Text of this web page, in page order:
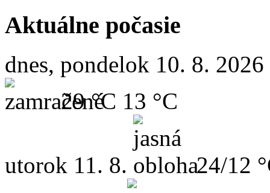
Aktuálne počasie
dnes, pondelok 10. 8. 2026
29 °C 13 °C
utorok 11. 8. 24/12